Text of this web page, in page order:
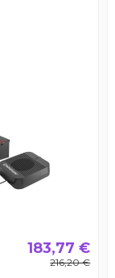
183,77 €
216,20 €